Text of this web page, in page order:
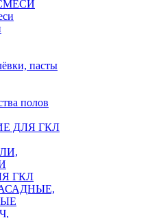
пасты
полов
ДЛЯ ГКЛ
ГКЛ